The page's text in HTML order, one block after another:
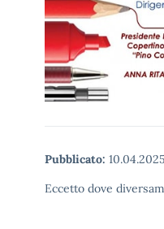
Pubblicato: 10.04.2025
Eccetto dove